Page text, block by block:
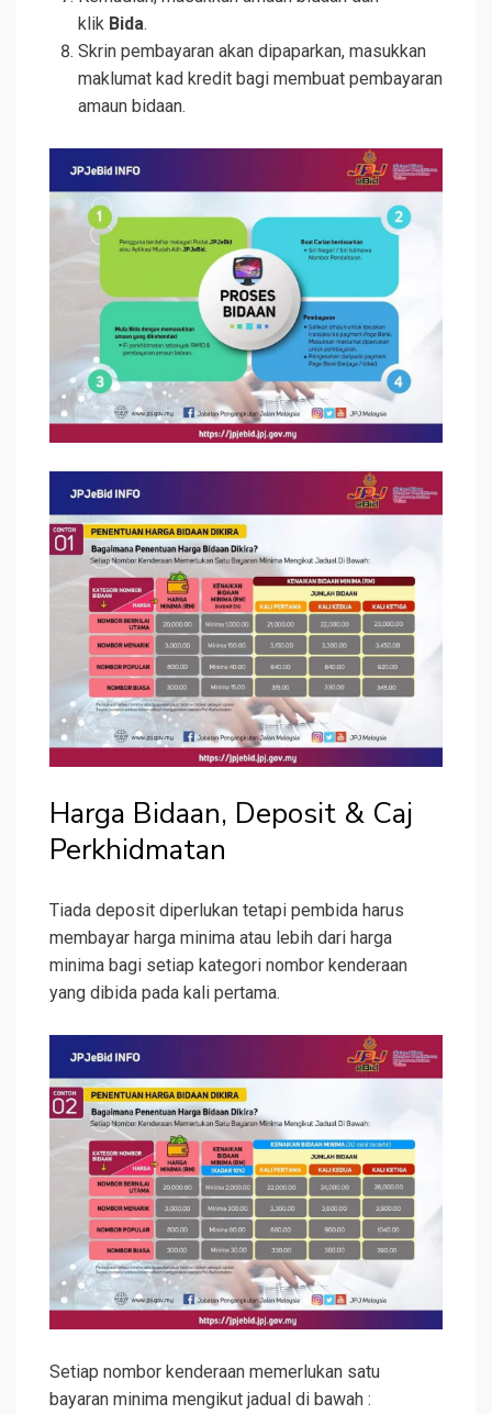
klik Bida.
Skrin pembayaran akan dipaparkan, masukkan
maklumat kad kredit bagi membuat pembayaran
amaun bidaan.
Harga Bidaan, Deposit & Caj
Perkhidmatan
Tiada deposit diperlukan tetapi pembida harus
membayar harga minima atau lebih dari harga
minima bagi setiap kategori nombor kenderaan
yang dibida pada kali pertama.
Setiap nombor kenderaan memerlukan satu
bayaran minima mengikut jadual di bawah :